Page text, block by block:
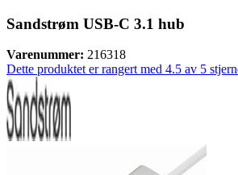
Sandstrøm USB-C 3.1 hub
Varenummer: 216318
Dette produktet er rangert med 4.5 av 5